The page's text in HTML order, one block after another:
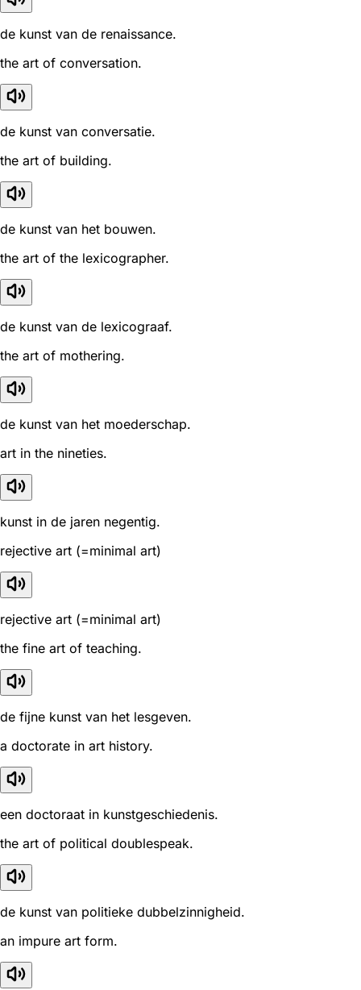
de kunst van de renaissance.
the art of conversation.
de kunst van conversatie.
the art of building.
de kunst van het bouwen.
the art of the lexicographer.
de kunst van de lexicograaf.
the art of mothering.
de kunst van het moederschap.
art in the nineties.
kunst in de jaren negentig.
rejective art (=minimal art)
rejective art (=minimal art)
the fine art of teaching.
de fijne kunst van het lesgeven.
a doctorate in art history.
een doctoraat in kunstgeschiedenis.
the art of political doublespeak.
de kunst van politieke dubbelzinnigheid.
an impure art form.